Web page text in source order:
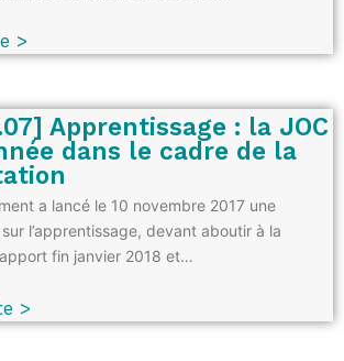
>
Apprentissage : la JOC
dans le cadre de la
a lancé le 10 novembre 2017 une
l’apprentissage, devant aboutir à la
fin janvier 2018 et…
>